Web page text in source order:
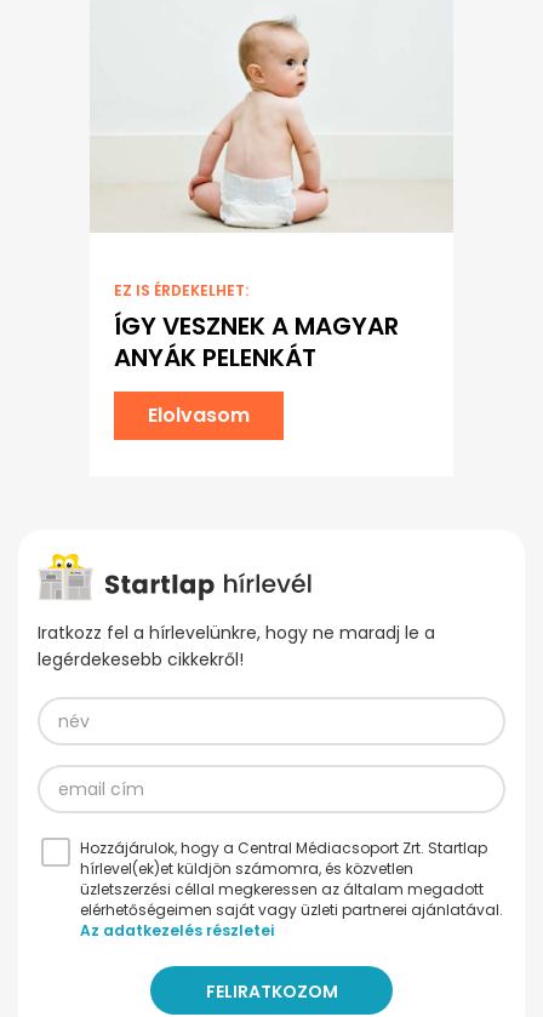
EZ IS ÉRDEKELHET:
ÍGY VESZNEK A MAGYAR
ANYÁK PELENKÁT
Elolvasom
Iratkozz fel a hírlevelünkre, hogy ne maradj le a
legérdekesebb cikkekről!
Hozzájárulok, hogy a Central Médiacsoport Zrt. Startlap
hírlevel(ek)et küldjön számomra, és közvetlen
üzletszerzési céllal megkeressen az általam megadott
elérhetőségeimen saját vagy üzleti partnerei ajánlatával.
Az adatkezelés részletei